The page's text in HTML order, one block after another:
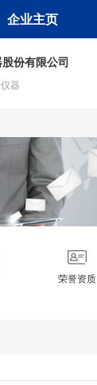
企业主页
份有限公司
器
荣誉资质